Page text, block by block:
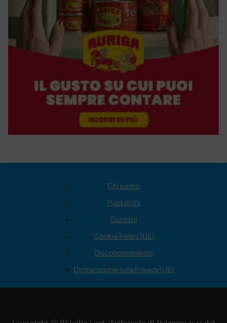
Chi siamo
Pubblicità
Contatti
Cookie Policy (UE)
Disconoscimento
Dichiarazione sulla Privacy (UE)